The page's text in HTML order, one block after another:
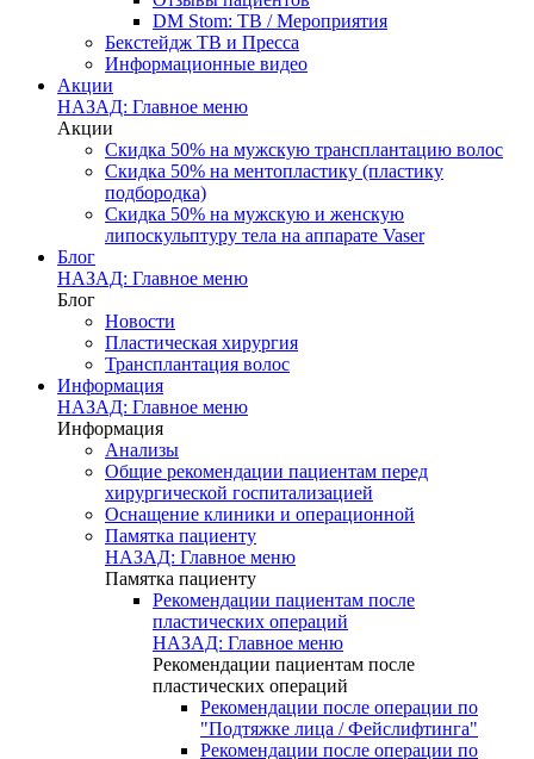
DM Stom: ТВ / Мероприятия
Бекстейдж ТВ и Пресса
Информационные видео
Акции
НАЗАД: Главное меню
Акции
Скидка 50% на мужскую трансплантацию волос
Скидка 50% на ментопластику (пластику
подбородка)
Скидка 50% на мужскую и женскую
липоскульптуру тела на аппарате Vaser
Блог
НАЗАД: Главное меню
Блог
Новости
Пластическая хирургия
Трансплантация волос
Информация
НАЗАД: Главное меню
Информация
Анализы
Общие рекомендации пациентам перед
хирургической госпитализацией
Оснащение клиники и операционной
Памятка пациенту
НАЗАД: Главное меню
Памятка пациенту
Рекомендации пациентам после
пластических операций
НАЗАД: Главное меню
Рекомендации пациентам после
пластических операций
Рекомендации после операции по
"Подтяжке лица / Фейслифтинга"
Рекомендации после операции по